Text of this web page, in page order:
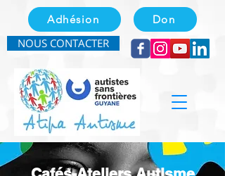
Adhésion Don
NOUS CONTACTER